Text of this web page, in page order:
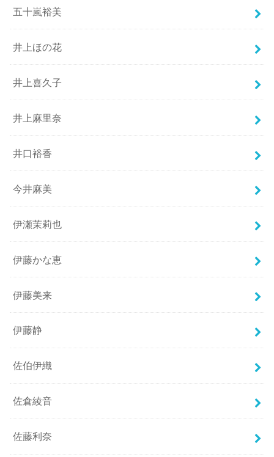
五十嵐裕美
井上ほの花
井上喜久子
井上麻里奈
井口裕香
今井麻美
伊瀬茉莉也
伊藤かな恵
伊藤美来
伊藤静
佐伯伊織
佐倉綾音
佐藤利奈